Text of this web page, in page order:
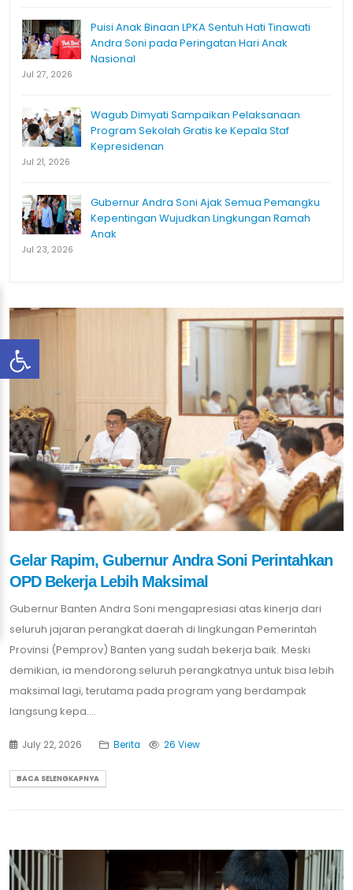
Puisi Anak Binaan LPKA Sentuh Hati Tinawati
Andra Soni pada Peringatan Hari Anak
Nasional
Jul 27, 2026
Wagub Dimyati Sampaikan Pelaksanaan
Program Sekolah Gratis ke Kepala Staf
Kepresidenan
Jul 21, 2026
Gubernur Andra Soni Ajak Semua Pemangku
Kepentingan Wujudkan Lingkungan Ramah
Anak
Jul 23, 2026
Gelar Rapim, Gubernur Andra Soni Perintahkan
OPD Bekerja Lebih Maksimal
Gubernur Banten Andra Soni mengapresiasi atas kinerja dari
seluruh jajaran perangkat daerah di lingkungan Pemerintah
Provinsi (Pemprov) Banten yang sudah bekerja baik. Meski
demikian, ia mendorong seluruh perangkatnya untuk bisa lebih
maksimal lagi, terutama pada program yang berdampak
langsung kepa....
July 22, 2026 Berita 26 View
BACA SELENGKAPNYA